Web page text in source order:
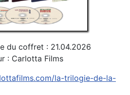
du coffret : 21.04.2026
: Carlotta Films
la-trilogie-de-la-